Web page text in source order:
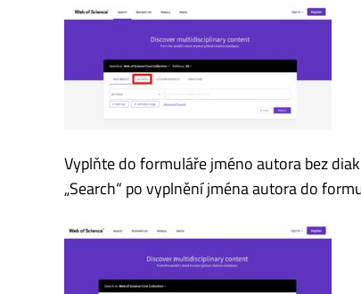
Vyplňte do formuláře jméno autora bez
„Search“ po vyplnění jména autora do